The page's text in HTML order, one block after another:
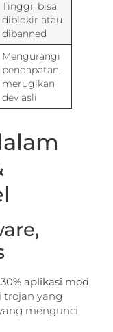
Tinggi; bisa
diblokir atau
dibanned
Mengurangi
pendapatan,
merugikan
dev asli
30% aplikasi mod
yang
mengunci